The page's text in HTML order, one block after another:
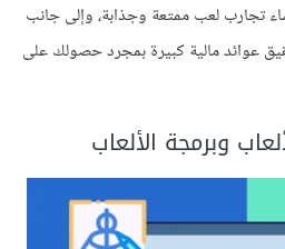
تجارب لعب ممتعة وجذابة، وإلى جانب
عوائد مالية كبيرة بمجرد حصولك على
وبرمجة الألعاب